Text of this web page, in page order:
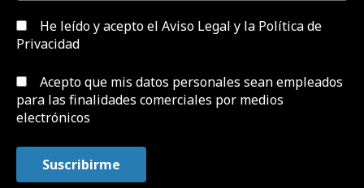
He leído y acepto el Aviso Legal y la Política de
Privacidad
Acepto que mis datos personales sean empleados
para las finalidades comerciales por medios
electrónicos